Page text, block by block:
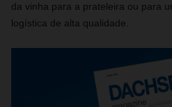
da vinha para a prateleira ou para
logística de alta qualidade.